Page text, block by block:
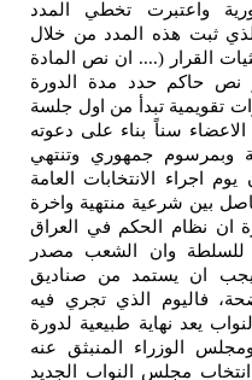
تخطي المدد
المدد من خلال
ان نص المادة
مدة الدورة
تبدأ من اول جلسة
بناء على دعوته
جمهوري وتنتهي
العامة
منتهية واخرة
في العراق
الشعب مصدر
من صناديق
الذي تجري فيه
طبيعية لدورة
المنبثق عنه
النواب الجديد